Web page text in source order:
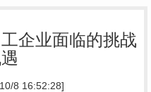
企业面临的挑战
8 16:52:28]